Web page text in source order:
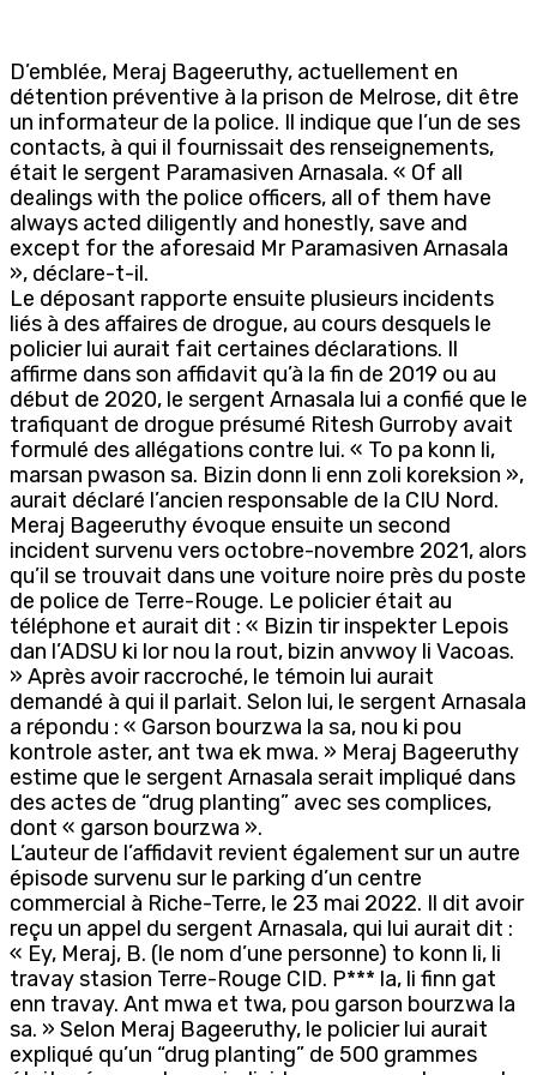
D’emblée, Meraj Bageeruthy, actuellement en
détention préventive à la prison de Melrose, dit être
un informateur de la police. Il indique que l’un de ses
contacts, à qui il fournissait des renseignements,
était le sergent Paramasiven Arnasala. « Of all
dealings with the police officers, all of them have
always acted diligently and honestly, save and
except for the aforesaid Mr Paramasiven Arnasala
», déclare-t-il.
Le déposant rapporte ensuite plusieurs incidents
liés à des affaires de drogue, au cours desquels le
policier lui aurait fait certaines déclarations. Il
affirme dans son affidavit qu’à la fin de 2019 ou au
début de 2020, le sergent Arnasala lui a confié que le
trafiquant de drogue présumé Ritesh Gurroby avait
formulé des allégations contre lui. « To pa konn li,
marsan pwason sa. Bizin donn li enn zoli koreksion »,
aurait déclaré l’ancien responsable de la CIU Nord.
Meraj Bageeruthy évoque ensuite un second
incident survenu vers octobre-novembre 2021, alors
qu’il se trouvait dans une voiture noire près du poste
de police de Terre-Rouge. Le policier était au
téléphone et aurait dit : « Bizin tir inspekter Lepois
dan l’ADSU ki lor nou la rout, bizin anvwoy li Vacoas.
» Après avoir raccroché, le témoin lui aurait
demandé à qui il parlait. Selon lui, le sergent Arnasala
a répondu : « Garson bourzwa la sa, nou ki pou
kontrole aster, ant twa ek mwa. » Meraj Bageeruthy
estime que le sergent Arnasala serait impliqué dans
des actes de “drug planting” avec ses complices,
dont « garson bourzwa ».
L’auteur de l’affidavit revient également sur un autre
épisode survenu sur le parking d’un centre
commercial à Riche-Terre, le 23 mai 2022. Il dit avoir
reçu un appel du sergent Arnasala, qui lui aurait dit :
« Ey, Meraj, B. (le nom d’une personne) to konn li, li
travay stasion Terre-Rouge CID. P*** la, li finn gat
enn travay. Ant mwa et twa, pou garson bourzwa la
sa. » Selon Meraj Bageeruthy, le policier lui aurait
expliqué qu’un “drug planting” de 500 grammes